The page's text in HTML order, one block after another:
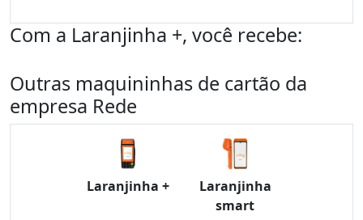
Com a Laranjinha +, você recebe:
Outras maquininhas de cartão da
empresa Rede
Laranjinha +
Laranjinha
smart